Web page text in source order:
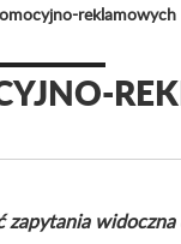
reklamowych
zapytania